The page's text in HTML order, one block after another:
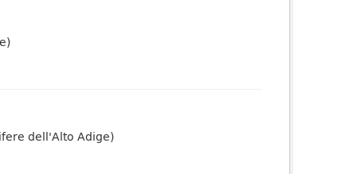
dell'Alto Adige)